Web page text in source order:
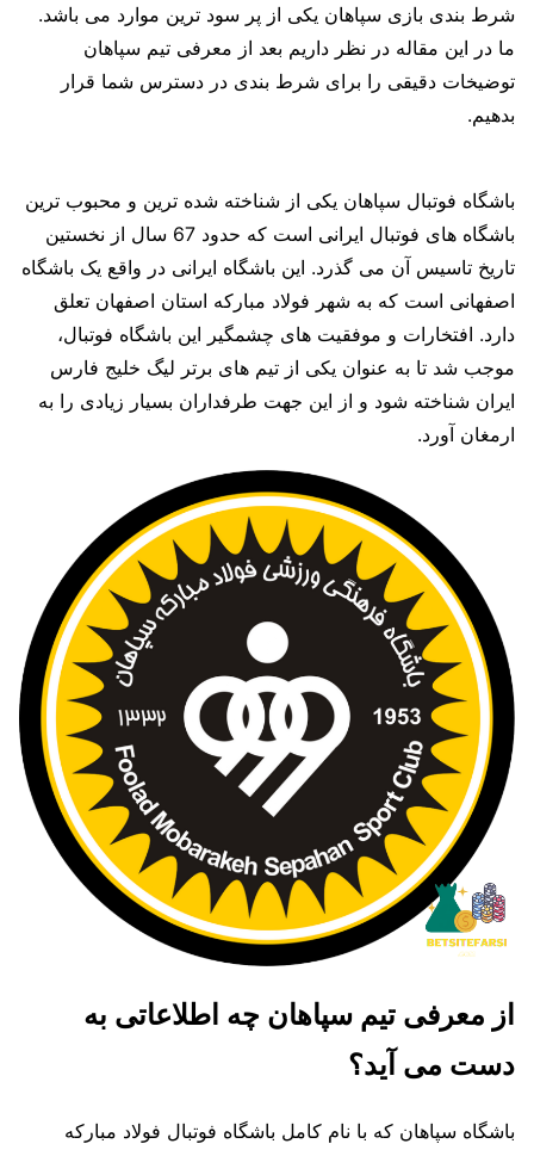
شرط بندی بازی سپاهان یکی از پر سود ترین موارد می باشد.
ما در این مقاله در نظر داریم بعد از معرفی تیم سپاهان
توضیخات دقیقی را برای شرط بندی در دسترس شما قرار
بدهیم.
باشگاه فوتبال سپاهان یکی از شناخته شده ترین و محبوب ترین
باشگاه های فوتبال ایرانی است که حدود 67 سال از نخستین
تاریخ تاسیس آن می گذرد. این باشگاه ایرانی در واقع یک باشگاه
اصفهانی است که به شهر فولاد مبارکه استان اصفهان تعلق
دارد. افتخارات و موفقیت های چشمگیر این باشگاه فوتبال،
موجب شد تا به عنوان یکی از تیم های برتر لیگ خلیج فارس
ایران شناخته شود و از این جهت طرفداران بسیار زیادی را به
ارمغان آورد.
از معرفی تیم سپاهان چه اطلاعاتی به
دست می آید؟
باشگاه سپاهان که با نام کامل باشگاه فوتبال فولاد مبارکه